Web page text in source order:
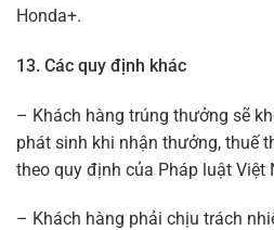
Honda+.
13. Các quy định khác
– Khách hàng trúng thưởng sẽ
phát sinh khi nhận thưởng, thuế
theo quy định của Pháp luật Việt
– Khách hàng phải chịu trách